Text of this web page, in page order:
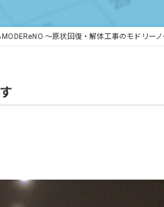
～原状回復・解体工事のモドリー